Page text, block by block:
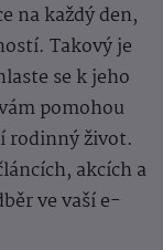
na každý den,
Takový je
se k jeho
pomohou
rodinný život.
akcích a
ve vaší e-